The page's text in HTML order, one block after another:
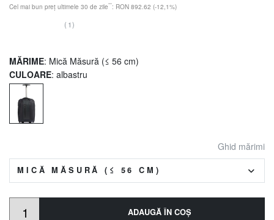
Cel mai bun preț ultimele 30 de zile**: RON 892.62 (-12,1%)
(1)
MĂRIME: Mică Măsură (≤ 56 cm)
CULOARE: albastru
Ghid mărimi
MICĂ MĂSURĂ (≤ 56 CM)
ADAUGĂ ÎN COŞ